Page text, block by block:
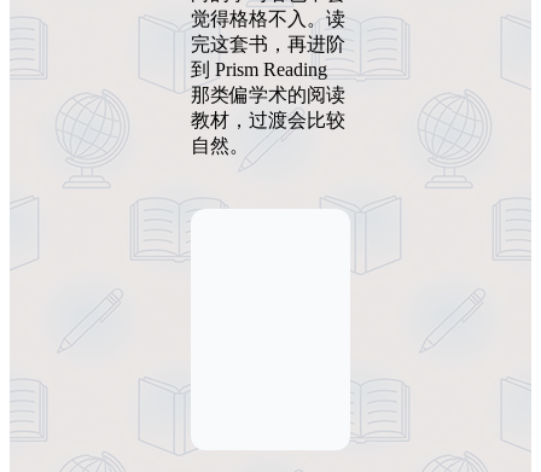
觉得格格不入。读
完这套书，再进阶
到 Prism Reading
那类偏学术的阅读
教材，过渡会比较
自然。